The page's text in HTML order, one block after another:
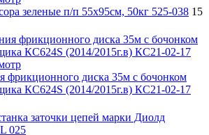
зеленые п/п 55х95см, 50кг 525-038 15
фрикционного диска 35м с бочонком
КС624S (2014/2015г.в) КС21-02-17